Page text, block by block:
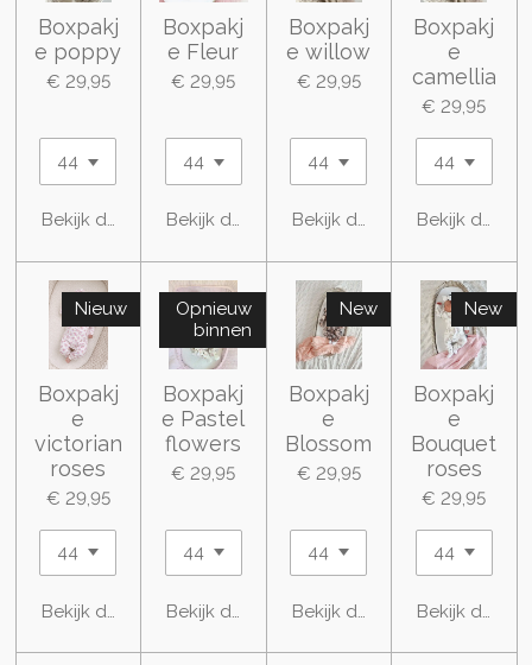
Boxpakj
e poppy
€ 29,95
Bekijk details
Boxpakj
e Fleur
€ 29,95
Bekijk details
Boxpakj
e willow
€ 29,95
Bekijk details
Boxpakj
e
camellia
€ 29,95
Bekijk details
Nieuw
Boxpakj
e
victorian
roses
€ 29,95
Bekijk details
Opnieuw
binnen
Boxpakj
e Pastel
flowers
€ 29,95
Bekijk details
New
Boxpakj
e
Blossom
€ 29,95
Bekijk details
New
Boxpakj
e
Bouquet
roses
€ 29,95
Bekijk details